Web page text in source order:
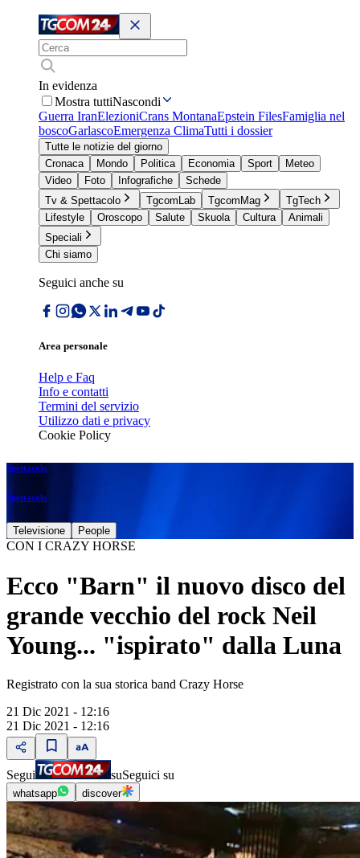
In evidenza
Mostra tuttiNascondi
Guerra IranElezioniCrans MontanaEpstein FilesFamiglia nel
boscoGarlascoEmergenza ClimaTutti i dossier
Tutte le notizie del giorno
Cronaca
Mondo Politica Economia Sport
Meteo
Video
Foto Infografiche
Schede
Tv & Spettacolo
TgcomLab TgcomMag
TgTech
Lifestyle
Oroscopo Salute Skuola Cultura
Animali
Speciali
Chi siamo
Seguici anche su
Area personale
Help e Faq
Info e contatti
Termini del servizio
Utilizzo dati e privacy
Cookie Policy
Spettacolo
Spettacolo
Televisione People
CON I CRAZY HORSE
Ecco "Barn" il nuovo disco del
grande vecchio del rock Neil
Young... "ispirato" dalla Luna
Registrato con la sua storica band Crazy Horse
21 Dic 2021 - 12:16
21 Dic 2021 - 12:16
Segui suSeguici su
whatsapp discover